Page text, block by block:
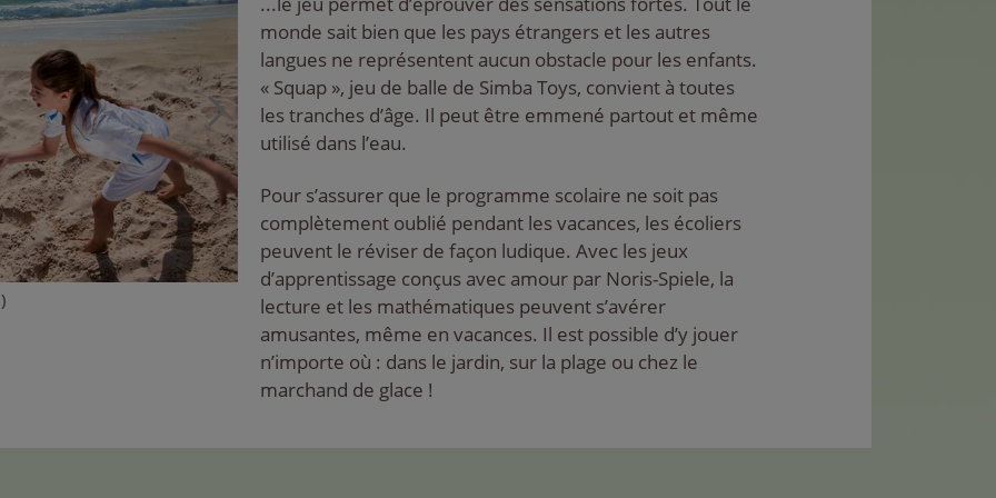
monde sait bien que les pays étrangers et les autres
langues ne représentent aucun obstacle pour les enfants.
« Squap », jeu de balle de Simba Toys, convient à toutes
les tranches d’âge. Il peut être emmené partout et même
utilisé dans l’eau.
Pour s’assurer que le programme scolaire ne soit pas
complètement oublié pendant les vacances, les écoliers
peuvent le réviser de façon ludique. Avec les jeux
d’apprentissage conçus avec amour par Noris-Spiele, la
lecture et les mathématiques peuvent s’avérer
amusantes, même en vacances. Il est possible d’y jouer
n’importe où : dans le jardin, sur la plage ou chez le
marchand de glace !